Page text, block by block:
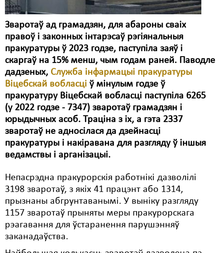
Зваротаў ад грамадзян, для абароны сваіх
правоў і законных інтарэсаў рэгіянальныя
пракуратуры ў 2023 годзе, паступіла заяў і
скаргаў на 15% менш, чым годам раней. Паводле
дадзеных, Служба інфармацыі пракуратуры
Віцебскай вобласці ў мінулым годзе ў
пракуратуру Віцебскай вобласці паступіла 6265
(у 2022 годзе - 7347) зваротаў грамадзян і
юрыдычных асоб. Траціна з іх, а гэта 2337
зваротаў не адносілася да дзейнасці
пракуратуры і накіравана для разгляду ў іншыя
ведамствы і арганізацыі.
Непасрэдна пракурорскія работнікі дазволілі
3198 зваротаў, з якіх 41 працэнт або 1314,
прызнаны абгрунтаванымі. У выніку разгляду
1157 зваротаў прыняты меры пракурорскага
рэагавання для ўстаранення парушэнняў
заканадаўства.
Мірныя сходы
Палітвязьні
Праваабаронцы
Правы дзіцяці
Пэнітэнцыярная сыстэма
Распальваньне варожасьці
Рознае
Свабода слова
Свабода сумленьня
Суд
Сьмяротнае пакараньне
Правы працоўных